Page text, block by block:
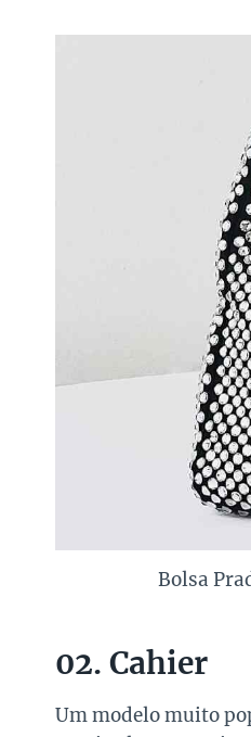
Bolsa
02. Cahier
Um modelo muito